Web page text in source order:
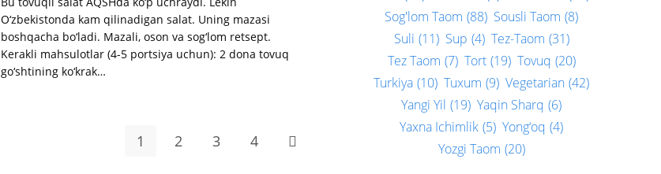
O‘zbekistonda kam qilinadigan salat. Uning mazasi
boshqacha bo‘ladi. Mazali, oson va sog‘lom retsept.
Kerakli mahsulotlar (4-5 portsiya uchun): 2 dona tovuq
go‘shtining ko‘krak…
1 2 3 4 Go to the next page
Sog'lom Taom (88) Sousli Taom (8)
Suli (11) Sup (4) Tez-Taom (31)
Tez Taom (7) Tort (19) Tovuq (20)
Turkiya (10) Tuxum (9) Vegetarian (42)
Yangi Yil (19) Yaqin Sharq (6)
Yaxna Ichimlik (5) Yong‘oq (4)
Yozgi Taom (20)